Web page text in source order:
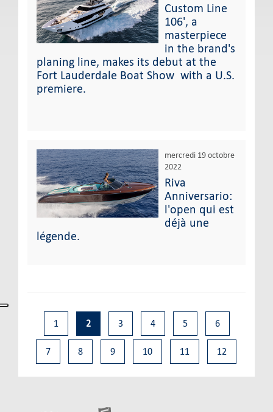
Custom Line
106', a
masterpiece
in the brand's
planing line, makes its debut at the
Fort Lauderdale Boat Show with a U.S.
premiere.
mercredi 19 octobre
2022
Riva
Anniversario:
l'open qui est
déjà une
légende.
1 2 3 4 5 6
7 8 9 10 11 12